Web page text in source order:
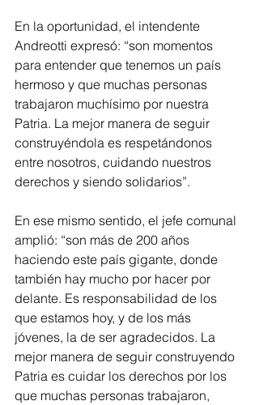
En la oportunidad, el intendente
Andreotti expresó: “son momentos
para entender que tenemos un país
hermoso y que muchas personas
trabajaron muchísimo por nuestra
Patria. La mejor manera de seguir
construyéndola es respetándonos
entre nosotros, cuidando nuestros
derechos y siendo solidarios”.
En ese mismo sentido, el jefe comunal
amplió: “son más de 200 años
haciendo este país gigante, donde
también hay mucho por hacer por
delante. Es responsabilidad de los
que estamos hoy, y de los más
jóvenes, la de ser agradecidos. La
mejor manera de seguir construyendo
Patria es cuidar los derechos por los
que muchas personas trabajaron,